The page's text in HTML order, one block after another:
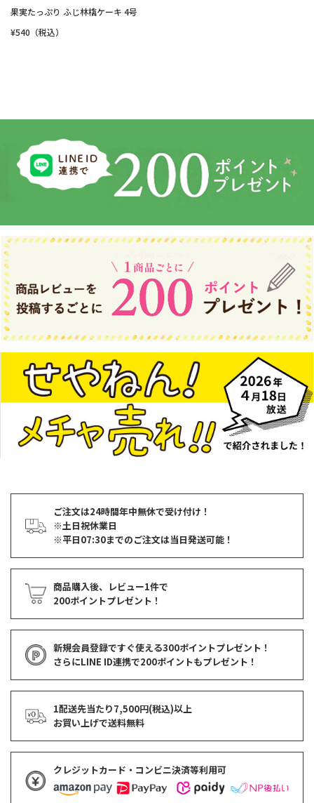
果実たっぷり ふじ林檎ケーキ 4号
¥540（税込）
ご注文は24時間年中無休で受け付け！
※土日祝休業日
※平日07:30までのご注文は当日発送可能！
商品購入後、レビュー1件で
200ポイントプレゼント！
新規会員登録ですぐ使える300ポイントプレゼント！
さらにLINE ID連携で200ポイントもプレゼント！
1配送先当たり7,500円(税込)以上
お買い上げで送料無料
クレジットカード・コンビニ決済等利用可